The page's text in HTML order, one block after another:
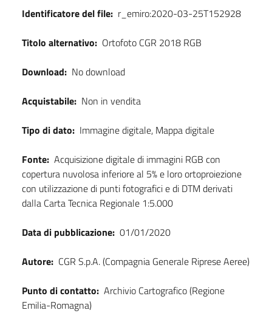
Identificatore del file: r_emiro:2020-03-25T152928
Titolo alternativo: Ortofoto CGR 2018 RGB
Download: No download
Acquistabile: Non in vendita
Tipo di dato: Immagine digitale, Mappa digitale
Fonte: Acquisizione digitale di immagini RGB con
copertura nuvolosa inferiore al 5% e loro ortoproiezione
con utilizzazione di punti fotografici e di DTM derivati
dalla Carta Tecnica Regionale 1:5.000
Data di pubblicazione: 01/01/2020
Autore: CGR S.p.A. (Compagnia Generale Riprese Aeree)
Punto di contatto: Archivio Cartografico (Regione
Emilia-Romagna)